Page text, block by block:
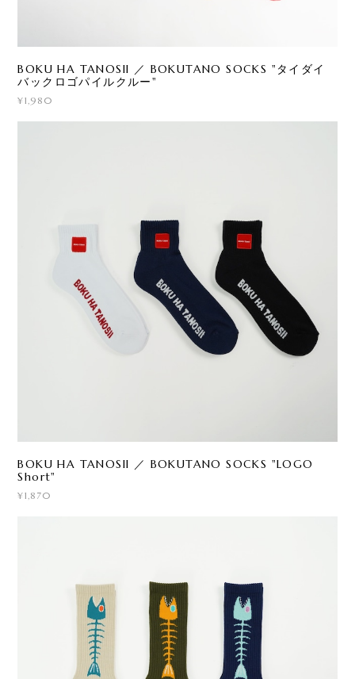
BOKU HA TANOSII ／ BOKUTANO SOCKS "タイダイ
バックロゴパイルクルー"
¥1,980
BOKU HA TANOSII ／ BOKUTANO SOCKS "LOGO
Short"
¥1,870